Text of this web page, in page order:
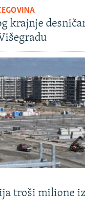
krajnje
troši milione